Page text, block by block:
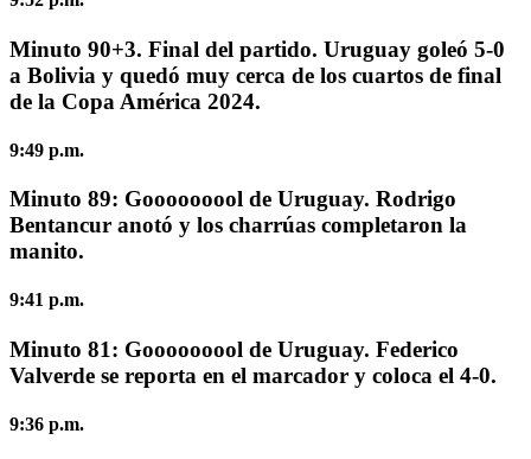
Minuto 90+3. Final del partido. Uruguay goleó 5-0
a Bolivia y quedó muy cerca de los cuartos de final
de la Copa América 2024.
9:49 p.m.
Minuto 89: Gooooooool de Uruguay. Rodrigo
Bentancur anotó y los charrúas completaron la
manito.
9:41 p.m.
Minuto 81: Gooooooool de Uruguay. Federico
Valverde se reporta en el marcador y coloca el 4-0.
9:36 p.m.